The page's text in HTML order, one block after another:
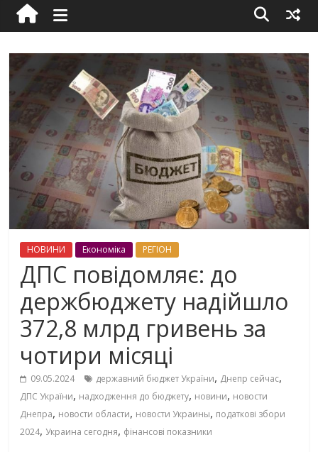
НОВИНИ Економіка РЕГІОН
ДПС повідомляє: до
держбюджету надійшло
372,8 млрд гривень за
чотири місяці
09.05.2024 державний бюджет України, Днепр сейчас,
ДПС України, надходження до бюджету, новини, новости
Днепра, новости области, новости Украины, податкові збори
2024, Украина сегодня, фінансові показники